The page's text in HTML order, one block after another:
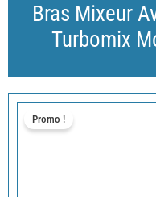
Bras Mixeur
Turbomix
Promo !